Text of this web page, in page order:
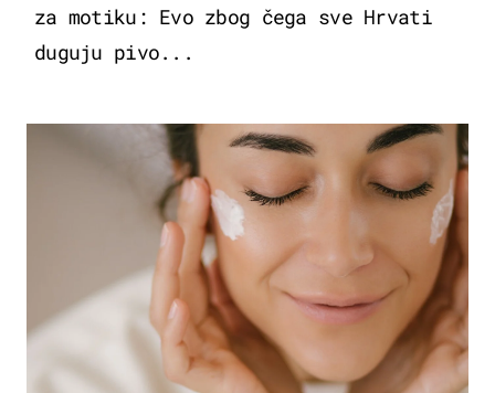
za motiku: Evo zbog čega sve Hrvati
duguju pivo...
MODA & LJEPOTA